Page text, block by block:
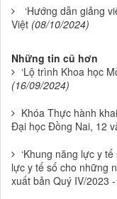
‘Hướng dẫn giảng
Việt (08/10/2024)
Những tin cũ hơn
‘Lộ trình Khoa học
(16/09/2024)
Khóa Thực hành
Đại học Đồng Nai, 12
‘Khung năng lực y
lực y tế số cho những
xuất bản Quý IV/2023